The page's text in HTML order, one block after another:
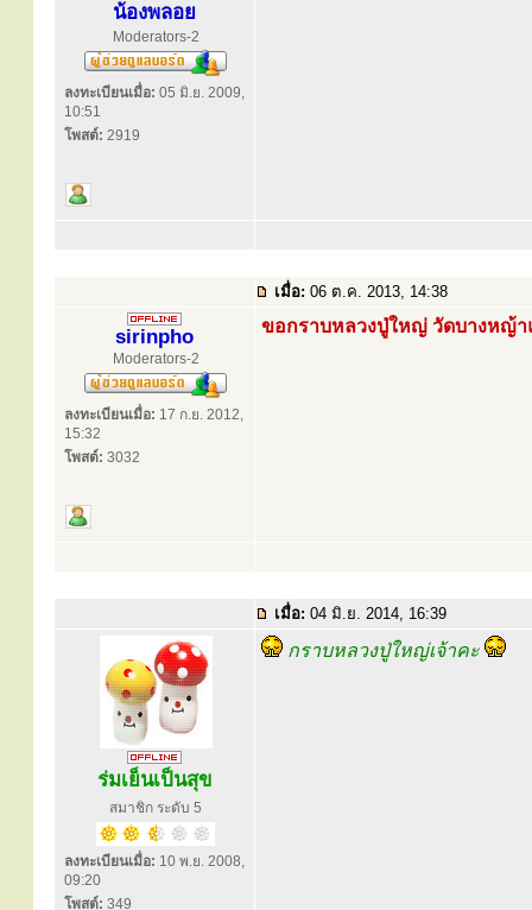
น้องพลอย
Moderators-2
ลงทะเบียนเมื่อ: 05 มิ.ย. 2009,
10:51
โพสต์: 2919
เมื่อ: 06 ต.ค. 2013, 14:38
sirinpho
Moderators-2
ลงทะเบียนเมื่อ: 17 ก.ย. 2012,
15:32
โพสต์: 3032
ขอกราบหลวงปู่ใหญ่ วัดบางหญ้
เมื่อ: 04 มิ.ย. 2014, 16:39
ร่มเย็นเป็นสุข
สมาชิก ระดับ 5
ลงทะเบียนเมื่อ: 10 พ.ย. 2008,
09:20
โพสต์: 349
กราบหลวงปู่ใหญ่เจ้าคะ